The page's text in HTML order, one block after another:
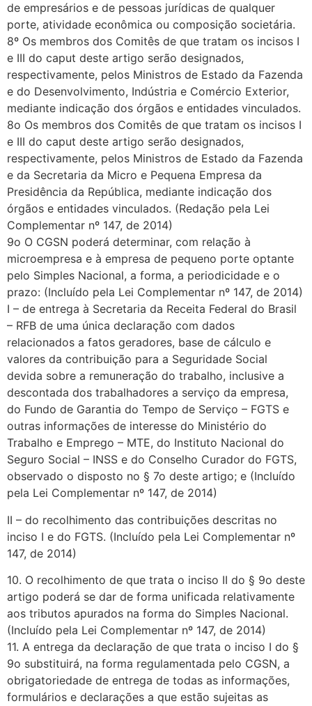
de empresários e de pessoas jurídicas de qualquer
porte, atividade econômica ou composição societária.
8º Os membros dos Comitês de que tratam os incisos I
e III do caput deste artigo serão designados,
respectivamente, pelos Ministros de Estado da Fazenda
e do Desenvolvimento, Indústria e Comércio Exterior,
mediante indicação dos órgãos e entidades vinculados.
8o Os membros dos Comitês de que tratam os incisos I
e III do caput deste artigo serão designados,
respectivamente, pelos Ministros de Estado da Fazenda
e da Secretaria da Micro e Pequena Empresa da
Presidência da República, mediante indicação dos
órgãos e entidades vinculados. (Redação pela Lei
Complementar nº 147, de 2014)
9o O CGSN poderá determinar, com relação à
microempresa e à empresa de pequeno porte optante
pelo Simples Nacional, a forma, a periodicidade e o
prazo: (Incluído pela Lei Complementar nº 147, de 2014)
I – de entrega à Secretaria da Receita Federal do Brasil
– RFB de uma única declaração com dados
relacionados a fatos geradores, base de cálculo e
valores da contribuição para a Seguridade Social
devida sobre a remuneração do trabalho, inclusive a
descontada dos trabalhadores a serviço da empresa,
do Fundo de Garantia do Tempo de Serviço – FGTS e
outras informações de interesse do Ministério do
Trabalho e Emprego – MTE, do Instituto Nacional do
Seguro Social – INSS e do Conselho Curador do FGTS,
observado o disposto no § 7o deste artigo; e (Incluído
pela Lei Complementar nº 147, de 2014)
II – do recolhimento das contribuições descritas no
inciso I e do FGTS. (Incluído pela Lei Complementar nº
147, de 2014)
10. O recolhimento de que trata o inciso II do § 9o deste
artigo poderá se dar de forma unificada relativamente
aos tributos apurados na forma do Simples Nacional.
(Incluído pela Lei Complementar nº 147, de 2014)
11. A entrega da declaração de que trata o inciso I do §
9o substituirá, na forma regulamentada pelo CGSN, a
obrigatoriedade de entrega de todas as informações,
formulários e declarações a que estão sujeitas as